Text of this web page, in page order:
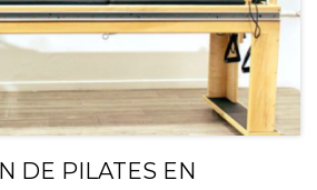
DE PILATES EN